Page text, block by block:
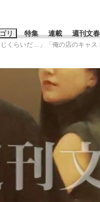
リ
明かした日本代表監督に...
特集 連載 週刊文春
ワードタグ一覧
#高市早苗 #後藤
くらいだ…」「俺の店のキャ